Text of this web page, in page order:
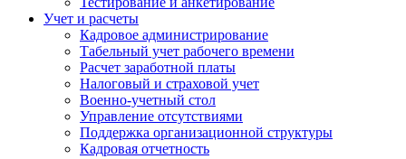
Учет и расчеты
Кадровое администрирование
Табельный учет рабочего времени
Расчет заработной платы
Налоговый и страховой учет
Военно-учетный стол
Управление отсутствиями
Поддержка организационной структуры
Кадровая отчетность